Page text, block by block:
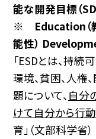
能な開発目標（
※ Education（
能性）
「ESDとは、持
環境、貧困、人権
題について、 自分
けて自分から行
育」（文部科学省）